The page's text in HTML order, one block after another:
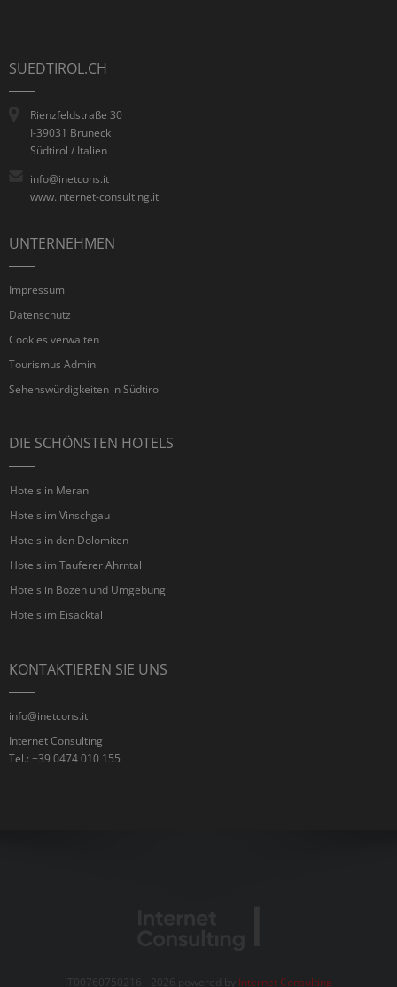
SUEDTIROL.CH
Rienzfeldstraße 30
I-39031 Bruneck
Südtirol / Italien
info@inetcons.it
www.internet-consulting.it
UNTERNEHMEN
Impressum
Datenschutz
Cookies verwalten
Tourismus Admin
Sehenswürdigkeiten in Südtirol
DIE SCHÖNSTEN HOTELS
Hotels in Meran
Hotels im Vinschgau
Hotels in den Dolomiten
Hotels im Tauferer Ahrntal
Hotels in Bozen und Umgebung
Hotels im Eisacktal
KONTAKTIEREN SIE UNS
info@inetcons.it
Internet Consulting
Tel.: +39 0474 010 155
IT00760750216 - 2026 powered by Internet Consulting